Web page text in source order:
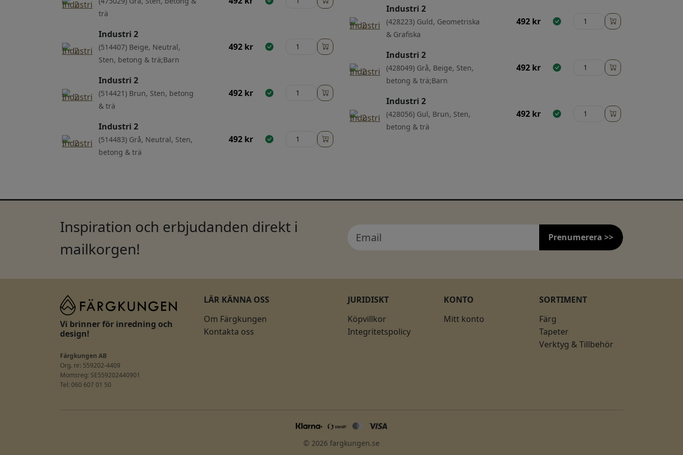
trä
Industri 2
(514407) Beige, Neutral,
Sten, betong & trä;Barn
492 kr
Industri 2
(514421) Brun, Sten, betong
& trä
492 kr
Industri 2
(514483) Grå, Neutral, Sten,
betong & trä
492 kr
Industri 2
(428223) Guld, Geometriska
& Grafiska
492 kr
Industri 2
(428049) Grå, Beige, Sten,
betong & trä;Barn
492 kr
Industri 2
(428056) Gul, Brun, Sten,
betong & trä
492 kr
Inspiration och erbjudanden direkt i
mailkorgen!
Prenumerera >>
Vi brinner för inredning och
design!
Färgkungen AB
Org. nr: 559202-4409
Momsreg: SE559202440901
Tel: 060 607 01 50
LÄR KÄNNA OSS
Om Färgkungen
Kontakta oss
JURIDISKT
Köpvillkor
Integritetspolicy
KONTO
Mitt konto
SORTIMENT
Färg
Tapeter
Verktyg & Tillbehör
© 2026 fargkungen.se